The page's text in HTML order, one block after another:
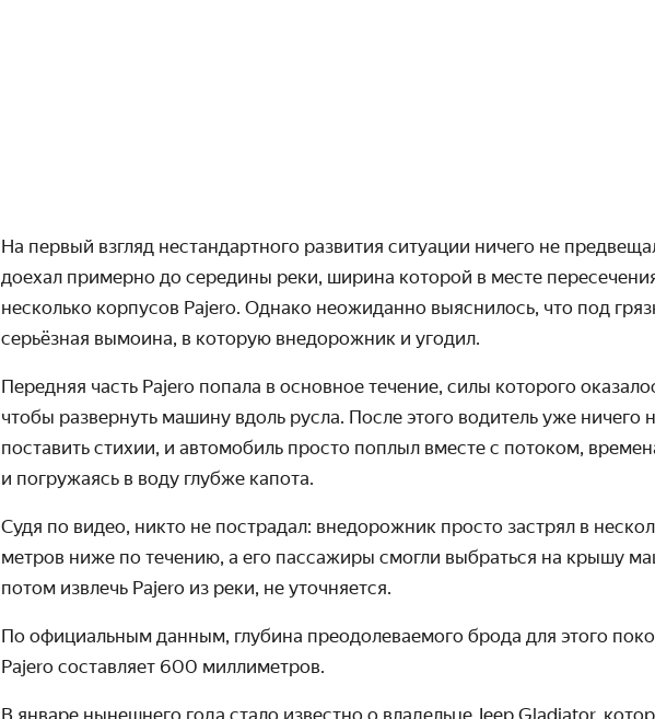
На первый взгляд нестандартного развития ситуации ничего не
доехал примерно до середины реки, ширина которой в месте
несколько корпусов Pajero. Однако неожиданно выяснилось, что под
серьёзная вымоина, в которую внедорожник и угодил.
Передняя часть Pajero попала в основное течение, силы которого
чтобы развернуть машину вдоль русла. После этого водитель уже ничего
поставить стихии, и автомобиль просто поплыл вместе с потоком,
и погружаясь в воду глубже капота.
Судя по видео, никто не пострадал: внедорожник просто застрял в
метров ниже по течению, а его пассажиры смогли выбраться на крышу
потом извлечь Pajero из реки, не уточняется.
По официальным данным, глубина преодолеваемого брода для этого
Pajero составляет 600 миллиметров.
В январе нынешнего года стало известно о владельце Jeep Gladiator,